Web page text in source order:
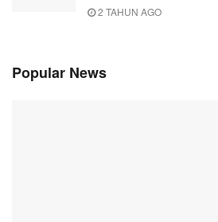
2 TAHUN AGO
Popular News